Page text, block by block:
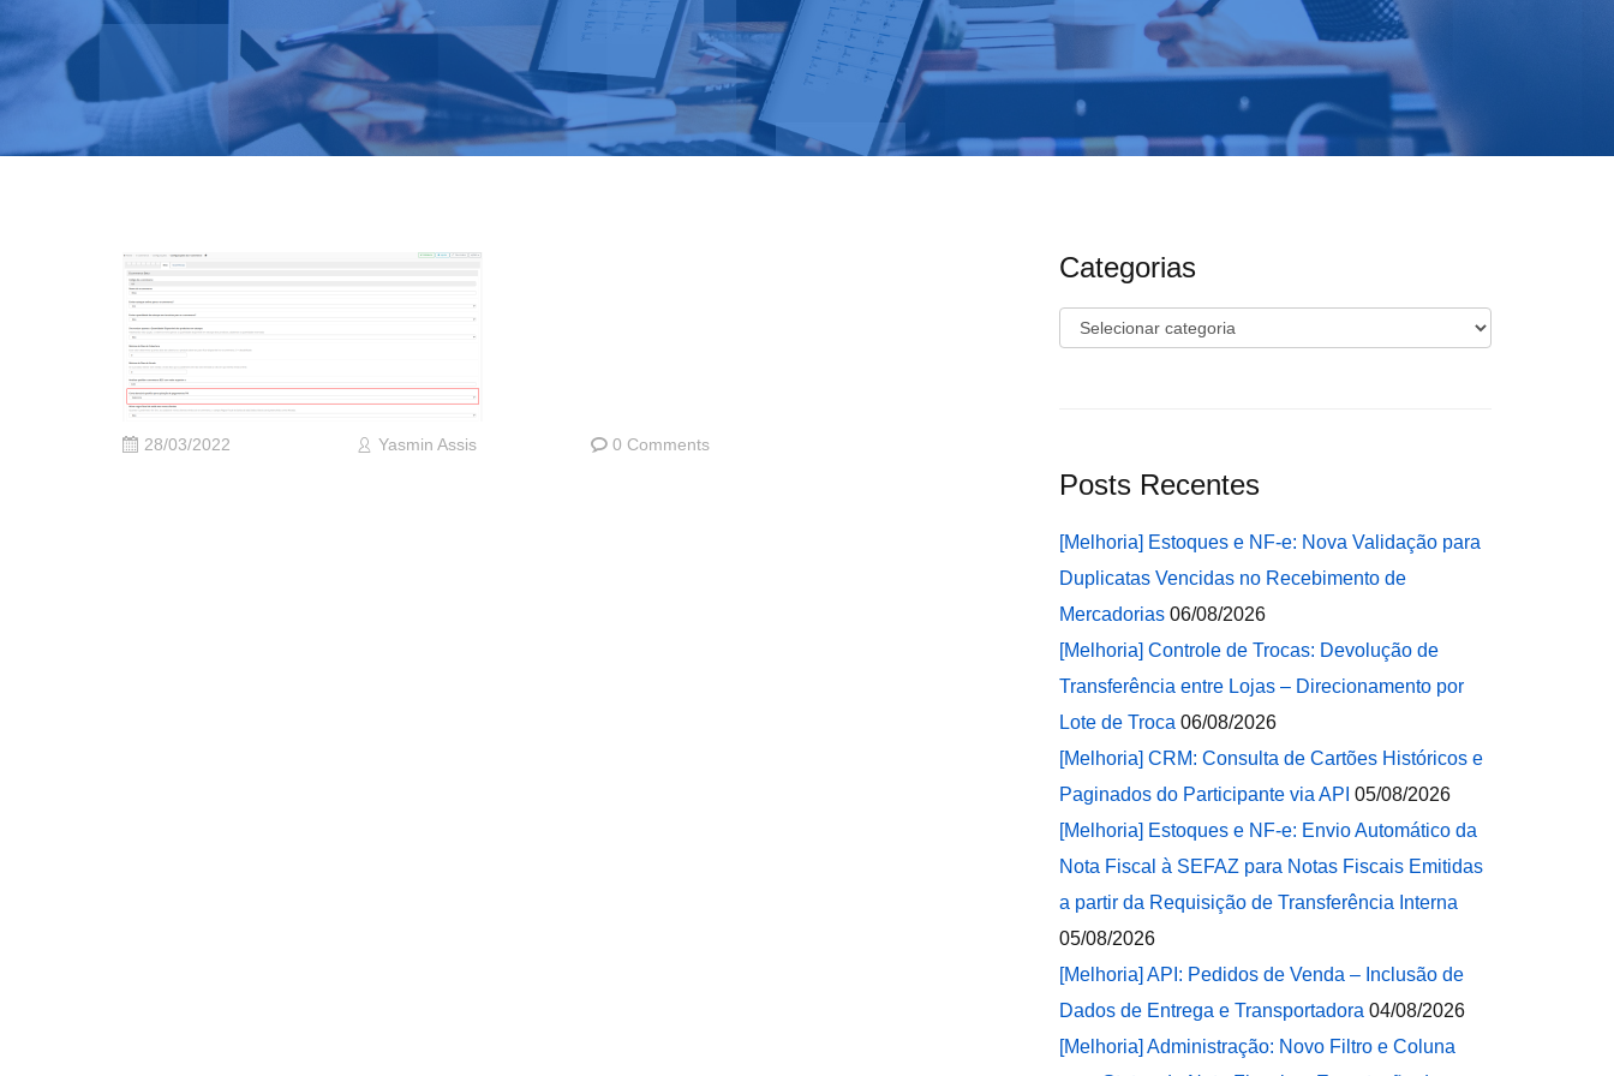
28/03/2022 Yasmin Assis 0 Comments
Categorias
Categorias
Posts Recentes
[Melhoria] Estoques e NF-e: Nova Validação para
Duplicatas Vencidas no Recebimento de
Mercadorias 06/08/2026
[Melhoria] Controle de Trocas: Devolução de
Transferência entre Lojas – Direcionamento por
Lote de Troca 06/08/2026
[Melhoria] CRM: Consulta de Cartões Históricos e
Paginados do Participante via API 05/08/2026
[Melhoria] Estoques e NF-e: Envio Automático da
Nota Fiscal à SEFAZ para Notas Fiscais Emitidas
a partir da Requisição de Transferência Interna
05/08/2026
[Melhoria] API: Pedidos de Venda – Inclusão de
Dados de Entrega e Transportadora 04/08/2026
[Melhoria] Administração: Novo Filtro e Coluna